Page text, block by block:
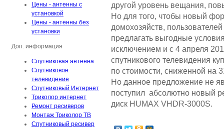
другой уровень вещания,
Но для того, чтобы новый
домохозяйств,
предлагать выгодные
исключением и с 4 апреля
спутникового телевидения
по стоимости, сниженной на
Но данное предложение не
поступил абсолютно новый
диск HUMAX VHDR-3000S.
Цены - антенны с
установкой
Цены - антенны без
установки
Доп. информация
Спутниковая антенна
Спутниковое
телевидение
Спутниковый Интернет
Триколор интернет
Ремонт ресиверов
Монтаж Триколор ТВ
Спутниковый ресивер